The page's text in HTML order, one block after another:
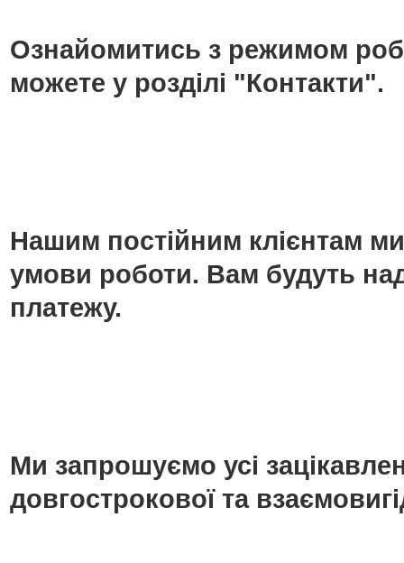
Ознайомитись з режимом
можете у розділі "Контакти".
Нашим постійним клієнтам
умови роботи. Вам будуть
платежу.
Ми запрошуємо усі
довгострокової та